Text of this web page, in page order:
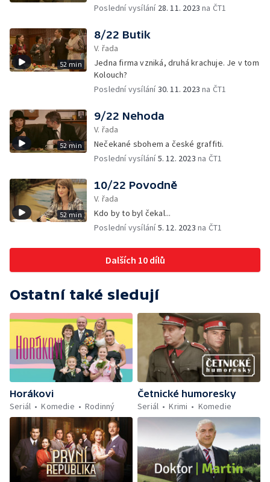
Poslední vysílání 28. 11. 2023 na ČT1
52 min
8/22 Butik
V. řada
Jedna firma vzniká, druhá krachuje. Je v tom
Kolouch?
Poslední vysílání30. 11. 2023 na ČT1
52 min
9/22 Nehoda
V. řada
Nečekané sbohem a české graffiti.
Poslední vysílání5. 12. 2023 na ČT1
52 min
10/22 Povodně
V. řada
Kdo by to byl čekal...
Poslední vysílání5. 12. 2023 na ČT1
Dalších 10 dílů
Ostatní také sledují
Horákovi
Seriál
Komedie Rodinný
Četnické humoresky
Seriál
Krimi Komedie